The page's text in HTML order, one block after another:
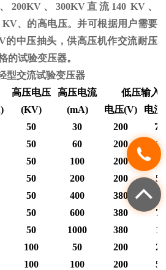
200KV 、 300KV直流 140 KV 、
KV、的高电压。并可根据用户需要
的中压抽头，供高压机作交流耐压
的试验变压器。
型交流试验变压器
高压电压 高压电流
低压输入
(KV) (mA) 电压(V) 电流
50 30 200
7.5
50 60 200
15
50 100 200
25
50 200 200
50
50 400 380
53
50 600 380
79
50 1000 380
12
100 50 200
25
100 100 200
50